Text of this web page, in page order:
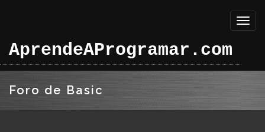
AprendeAProgramar.com
Foro de Basic